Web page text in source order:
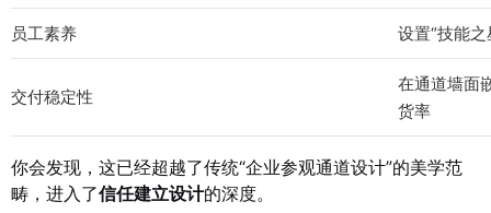
员工素养 设置“技能
交付稳定性
在通道墙面
货率
你会发现，这已经超越了传统“企业参观通道设计”的美学范
畴，进入了信任建立设计的深度。